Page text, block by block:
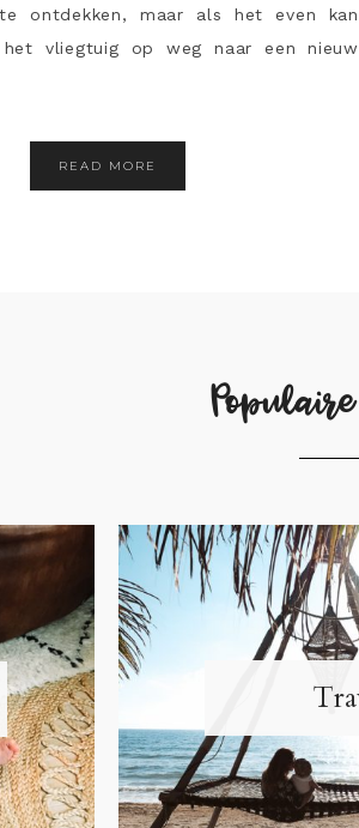
ontdekken, maar als het even kan
vliegtuig op weg naar een nieuw
READ MORE